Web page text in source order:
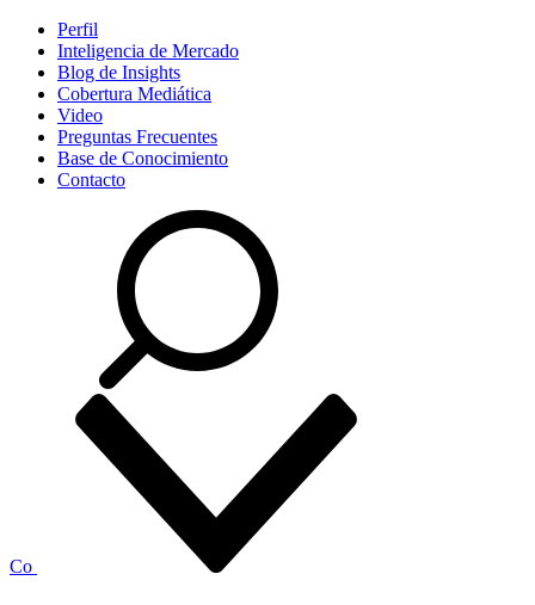
Perfil
Inteligencia de Mercado
Blog de Insights
Cobertura Mediática
Video
Preguntas Frecuentes
Base de Conocimiento
Contacto
Co